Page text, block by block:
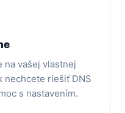
na vašej vlastnej
nechcete riešiť DNS
s nastavením.